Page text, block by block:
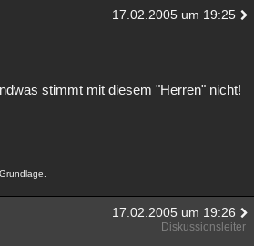
17.02.2005 um 19:25
stimmt mit diesem "Herren" nicht!
17.02.2005 um 19:26
Diskussionsleiter